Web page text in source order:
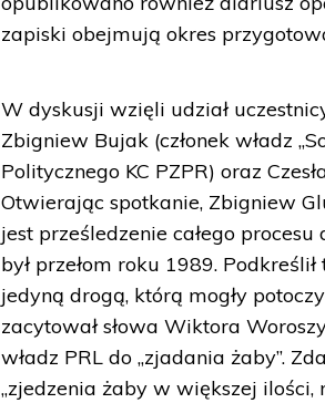
zapiski obejmują okres
W dyskusji wzięli udział
Zbigniew Bujak (członek władz
Politycznego KC PZPR) oraz
Otwierając spotkanie, Zbigniew
jest prześledzenie całego
był przełom roku 1989.
jedyną drogą, którą mogły
zacytował słowa Wiktora
władz PRL do „zjadania żaby”.
„zjedzenia żaby w większej ilości,